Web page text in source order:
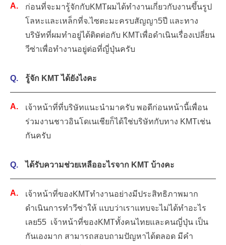
ก่อนที่จะมารู้จักกับKMTผมได้ทำงานเกี่ยวกับงานขึ้นรูป
โลหะและเหล็กที่จ.ไซตะมะครบสัญญา5ปี และทาง
บริษัทที่ผมทำอยู่ได้ติดต่อกับ KMTเพื่อดำเนินเรื่องเปลี่ยน
วีซ่าเพื่อทำงานอยู่ต่อที่ญี่ปุ่นครับ
รู้จัก KMT ได้ยังไงคะ
เจ้าหน้าที่ที่บริษัทแนะนำมาครับ พอดีก่อนหน้านี้เพื่อน
ร่วมงานชาวอินโดเนเชียก็ได้ใช่บริษัทกับทาง KMTเช่น
กันครับ
ได้รับความช่วยเหลืออะไรจาก KMT บ้างคะ
เจ้าหน้าที่ของKMTทำงานอย่างมีประสิทธิภาพมาก
ดำเนินการทำวีซ่าให้ แบบว่าเราแทบจะไม่ได้ทำอะไร
เลย55 เจ้าหน้าที่ของKMTทั้งคนไทยและคนญี่ปุ่น เป็น
กันเองมาก สามารถสอบถามปัญหาได้ตลอด มีคำ